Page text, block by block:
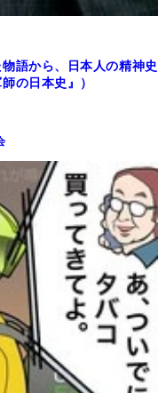
語から、日本人の精神史
の日本史』）